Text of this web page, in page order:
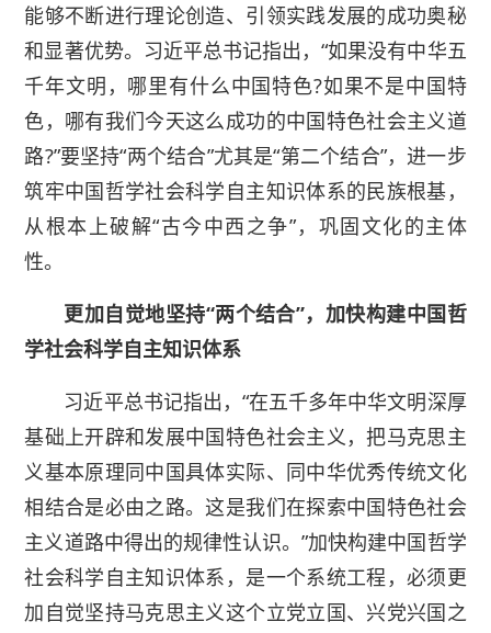
能够不断进行理论创造、引领实践发展的成功奥秘
和显著优势。习近平总书记指出，“如果没有中华五
千年文明，哪里有什么中国特色?如果不是中国特
色，哪有我们今天这么成功的中国特色社会主义道
路?”要坚持“两个结合”尤其是“第二个结合”，进一步
筑牢中国哲学社会科学自主知识体系的民族根基，
从根本上破解“古今中西之争”，巩固文化的主体
性。
更加自觉地坚持“两个结合”，加快构建中国哲
学社会科学自主知识体系
习近平总书记指出，“在五千多年中华文明深厚
基础上开辟和发展中国特色社会主义，把马克思主
义基本原理同中国具体实际、同中华优秀传统文化
相结合是必由之路。这是我们在探索中国特色社会
主义道路中得出的规律性认识。”加快构建中国哲学
社会科学自主知识体系，是一个系统工程，必须更
加自觉坚持马克思主义这个立党立国、兴党兴国之